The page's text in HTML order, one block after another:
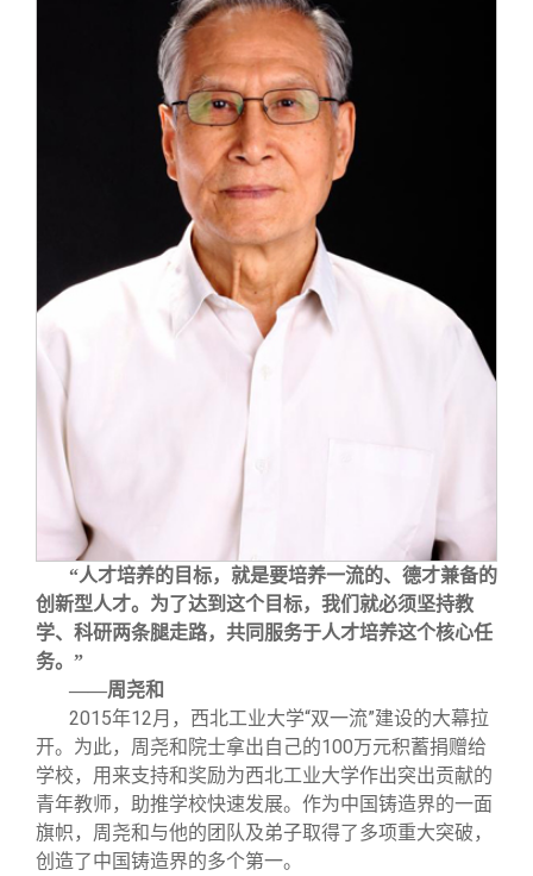
终身学习
信息化服务
三创大赛
实用信息
校友总会
总会简介
会长致辞
总会章程
理事会名单
制度法规
关闭
“人才培养的目标，就是要培养一流的、德才兼备的
创新型人才。为了达到这个目标，我们就必须坚持教
学、科研两条腿走路，共同服务于人才培养这个核心任
务。”
——周尧和
2015年12月，西北工业大学“双一流”建设的大幕拉
开。为此，周尧和院士拿出自己的100万元积蓄捐赠给
学校，用来支持和奖励为西北工业大学作出突出贡献的
青年教师，助推学校快速发展。作为中国铸造界的一面
旗帜，周尧和与他的团队及弟子取得了多项重大突破，
创造了中国铸造界的多个第一。